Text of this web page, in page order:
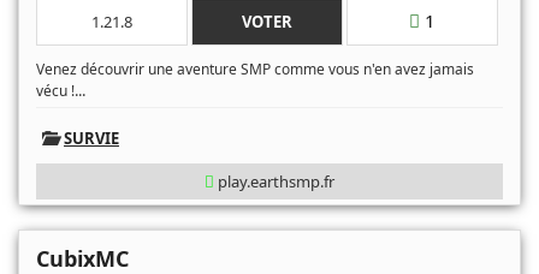
1.21.8 VOTER 1
Venez découvrir une aventure SMP comme vous n'en avez jamais
vécu !...
SURVIE
play.earthsmp.fr
CubixMC